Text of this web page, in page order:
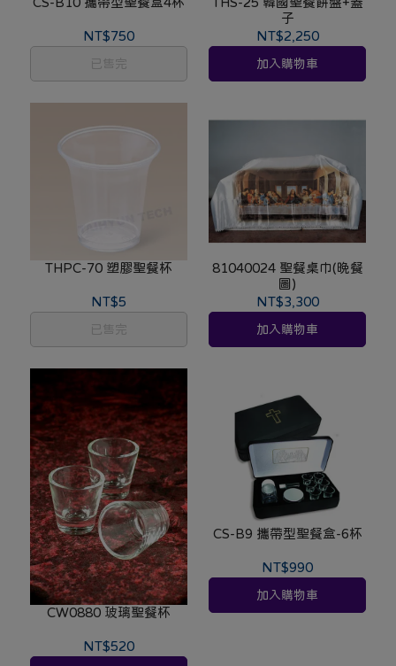
NT$750
已售完
子
NT$2,250
加入購物車
THPC-70 塑膠聖餐杯
NT$5
已售完
81040024 聖餐桌巾(晚餐
圖)
NT$3,300
加入購物車
CW0880 玻璃聖餐杯
NT$520
CS-B9 攜帶型聖餐盒-6杯
NT$990
加入購物車